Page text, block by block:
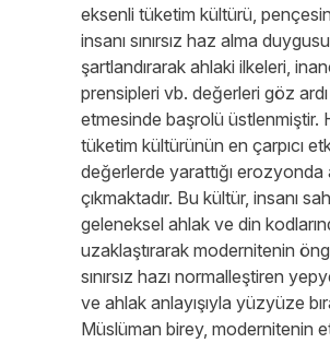
eksenli tüketim kültürü,
insanı sınırsız haz alma
şartlandırarak ahlaki ilkeleri,
prensipleri vb. değerleri göz ardı
etmesinde başrolü üstlenmiştir.
tüketim kültürünün en çarpıcı
değerlerde yarattığı erozyonda
çıkmaktadır. Bu kültür, insanı
geleneksel ahlak ve din
uzaklaştırarak modernitenin
sınırsız hazı normalleştiren
ve ahlak anlayışıyla yüzyüze
Müslüman birey, modernitenin